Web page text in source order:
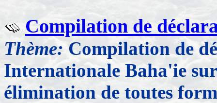
Compilation de
Thème: Compilation de
Internationale Baha'ie
élimination de toutes